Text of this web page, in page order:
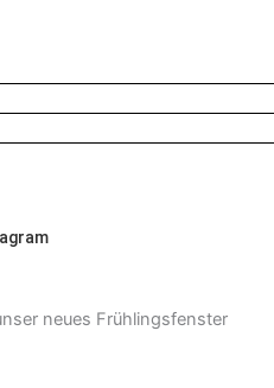
neues Frühlingsfenster